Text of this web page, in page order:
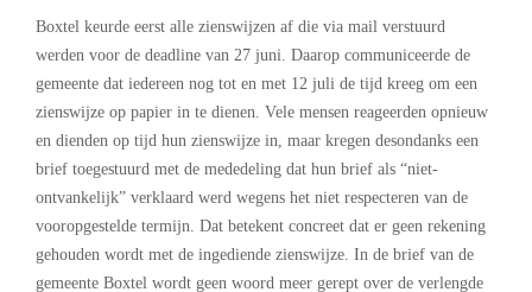
Boxtel keurde eerst alle zienswijzen af die via mail verstuurd
werden voor de deadline van 27 juni. Daarop communiceerde de
gemeente dat iedereen nog tot en met 12 juli de tijd kreeg om een
zienswijze op papier in te dienen. Vele mensen reageerden opnieuw
en dienden op tijd hun zienswijze in, maar kregen desondanks een
brief toegestuurd met de mededeling dat hun brief als “niet-
ontvankelijk” verklaard werd wegens het niet respecteren van de
vooropgestelde termijn. Dat betekent concreet dat er geen rekening
gehouden wordt met de ingediende zienswijze. In de brief van de
gemeente Boxtel wordt geen woord meer gerept over de verlengde